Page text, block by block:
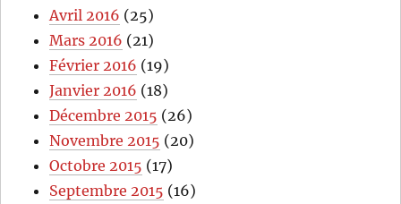
Avril 2016 (25)
Mars 2016 (21)
Février 2016 (19)
Janvier 2016 (18)
Décembre 2015 (26)
Novembre 2015 (20)
Octobre 2015 (17)
Septembre 2015 (16)